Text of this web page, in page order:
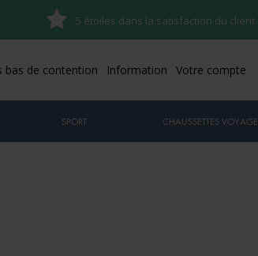
5 étoiles dans la satisfaction du client
bas de contention Information Votre compte
SPORT CHAUSSETTES VOYAGE